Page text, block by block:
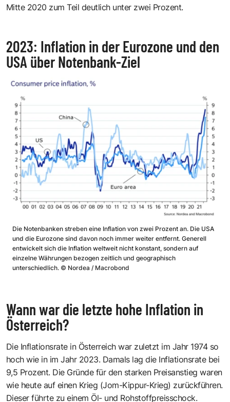
Mitte 2020 zum Teil deutlich unter zwei Prozent.
2023: Inflation in der Eurozone und den
USA über Notenbank-Ziel
Die Notenbanken streben eine Inflation von zwei Prozent an. Die USA
und die Eurozone sind davon noch immer weiter entfernt. Generell
entwickelt sich die Inflation weltweit nicht konstant, sondern auf
einzelne Währungen bezogen zeitlich und geographisch
unterschiedlich. © Nordea / Macrobond
Wann war die letzte hohe Inflation in
Österreich?
Die Inflationsrate in Österreich war zuletzt im Jahr 1974 so
hoch wie in im Jahr 2023. Damals lag die Inflationsrate bei
9,5 Prozent. Die Gründe für den starken Preisanstieg waren
wie heute auf einen Krieg (Jom-Kippur-Krieg) zurückführen.
Dieser führte zu einem Öl- und Rohstoffpreisschock.